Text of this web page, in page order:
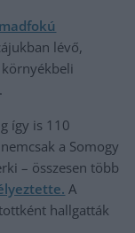
lévő,
így is 110
a Somogy
– összesen több
A
hallgatták